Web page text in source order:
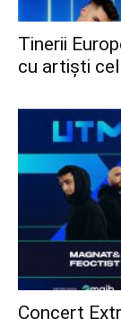
Tinerii
cu artiști
Concert